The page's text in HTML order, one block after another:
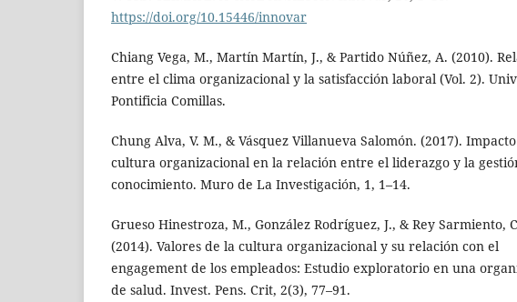
https://doi.org/10.15446/innovar
Chiang Vega, M., Martín Martín, J., & Partido Núñez, A. (2010).
entre el clima organizacional y la satisfacción laboral (Vol. 2).
Pontificia Comillas.
Chung Alva, V. M., & Vásquez Villanueva Salomón. (2017).
cultura organizacional en la relación entre el liderazgo y la
conocimiento. Muro de La Investigación, 1, 1–14.
Grueso Hinestroza, M., González Rodríguez, J., & Rey Sarmiento,
(2014). Valores de la cultura organizacional y su relación con el
engagement de los empleados: Estudio exploratorio en una
de salud. Invest. Pens. Crit, 2(3), 77–91.